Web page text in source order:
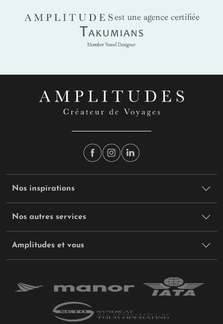
AMPLITUDES
est une agence certifiée
Takumians
Nos inspirations
Nos autres services
Amplitudes et vous